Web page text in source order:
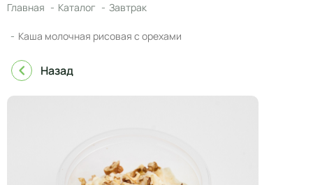
Главная Каталог Завтрак
Каша молочная рисовая с орехами
Назад